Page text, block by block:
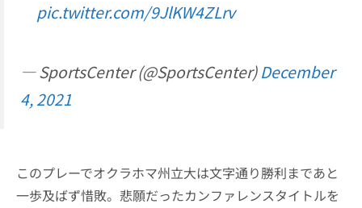
pic.twitter.com/9JlKW4ZLrv
— SportsCenter (@SportsCenter)December
4, 2021
このプレーでオクラホマ州立大は文字通り勝利まであと
一歩及ばず惜敗。悲願だったカンファレンスタイトルを